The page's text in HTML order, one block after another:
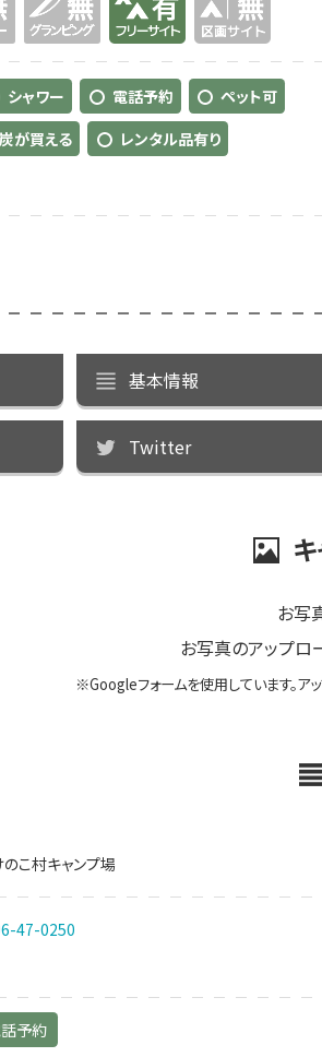
シャワー 電話予約
ペット可
炭が買える
レンタル品有り
基本情報
Twitter
お写
お写真のアップロ
※Googleフォームを使用しています。ア
こ村キャンプ場
47-0250
予約